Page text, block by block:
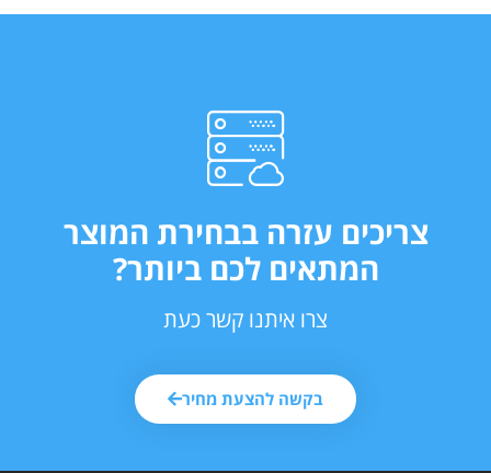
צריכים עזרה בבחירת המוצר
המתאים לכם ביותר?
צרו איתנו קשר כעת
בקשה להצעת מחיר